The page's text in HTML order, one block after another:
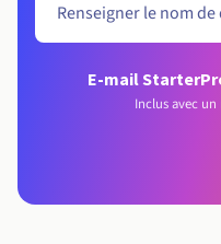
E-mail Starter
Inclus avec